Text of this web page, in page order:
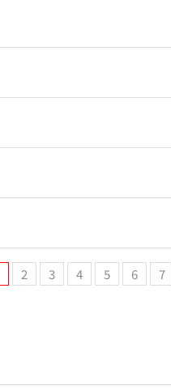
2 3 4 5 6 7